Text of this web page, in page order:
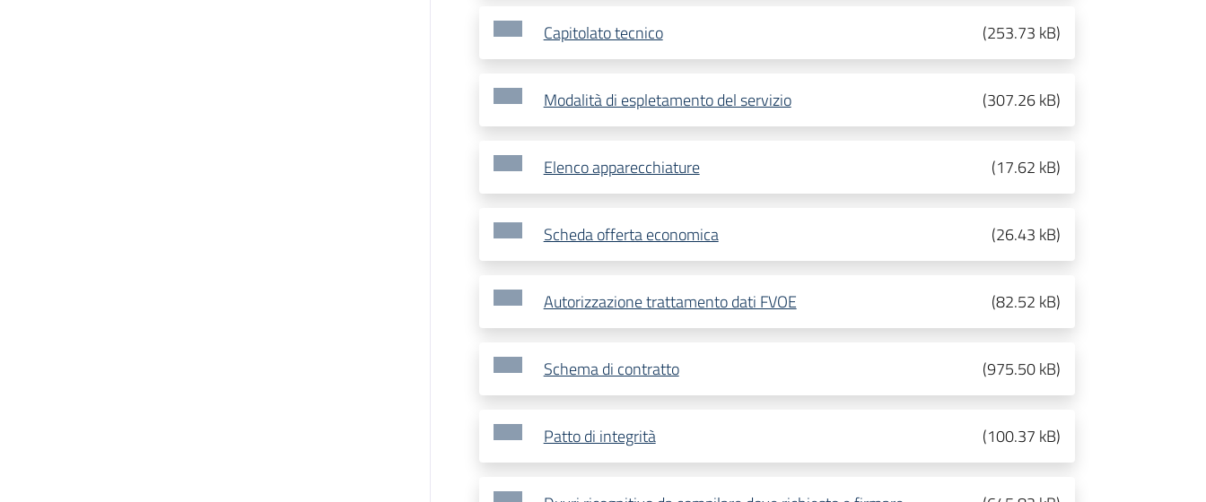
Capitolato tecnico (253.73 kB)
Modalità di espletamento del servizio (307.26 kB)
Elenco apparecchiature (17.62 kB)
Scheda offerta economica (26.43 kB)
Autorizzazione trattamento dati FVOE (82.52 kB)
Schema di contratto (975.50 kB)
Patto di integrità (100.37 kB)